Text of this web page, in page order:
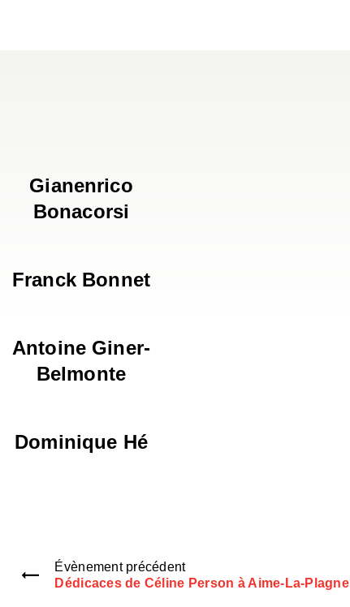
Gianenrico
Bonacorsi
Franck Bonnet
Antoine Giner-
Belmonte
Dominique Hé
Évènement précédent
Dédicaces de Céline Person à Aime-La-Plagne